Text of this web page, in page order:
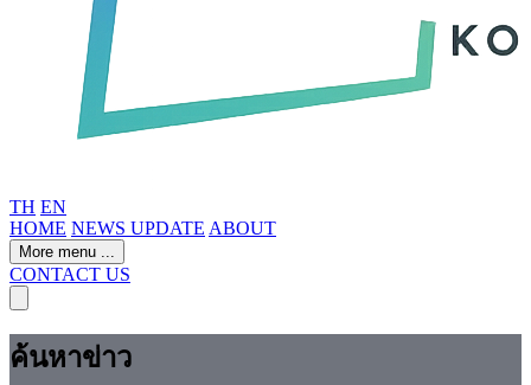
TH EN
HOME NEWS UPDATE ABOUT
More menu ...
CONTACT US
ค้นหาข่าว